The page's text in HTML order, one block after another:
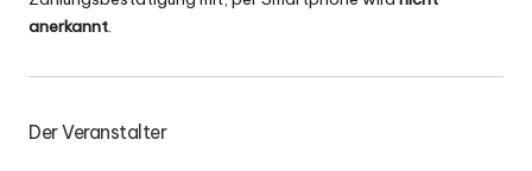
anerkannt.
Der Veranstalter